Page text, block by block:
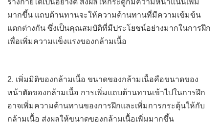
ร่างกายได้เป็นอย่างดี ส่งผลให้กระดูกมีความหนาแน่นเพิ่ม
มากขึ้น แถบต้านทานจะให้ความต้านทานที่มีความเข้มข้น
แตกต่างกัน ซึ่งเป็นคุณสมบัติที่มีประโยชน์อย่างมากในการฝึก
เพื่อเพิ่มความแข็งแรงของกล้ามเนื้อ
2. เพิ่มมิติของกล้ามเนื้อ ขนาดของกล้ามเนื้อคือขนาดของ
หน้าตัดของกล้ามเนื้อ การเพิ่มแถบต้านทานเข้าไปในการฝึก
อาจเพิ่มความต้านทานของการฝึกและเพิ่มการกระตุ้นให้กับ
กล้ามเนื้อ ส่งผลให้ขนาดของกล้ามเนื้อเพิ่มมากขึ้น